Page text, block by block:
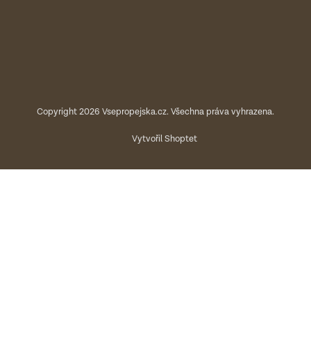
Vytvořil Shoptet
Copyright 2026 Vsepropejska.cz. Všechna práva vyhrazena.